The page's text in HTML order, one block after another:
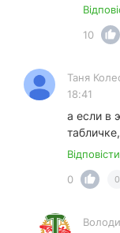
10
Таня
18:41
а если в
Відповісти
0
0